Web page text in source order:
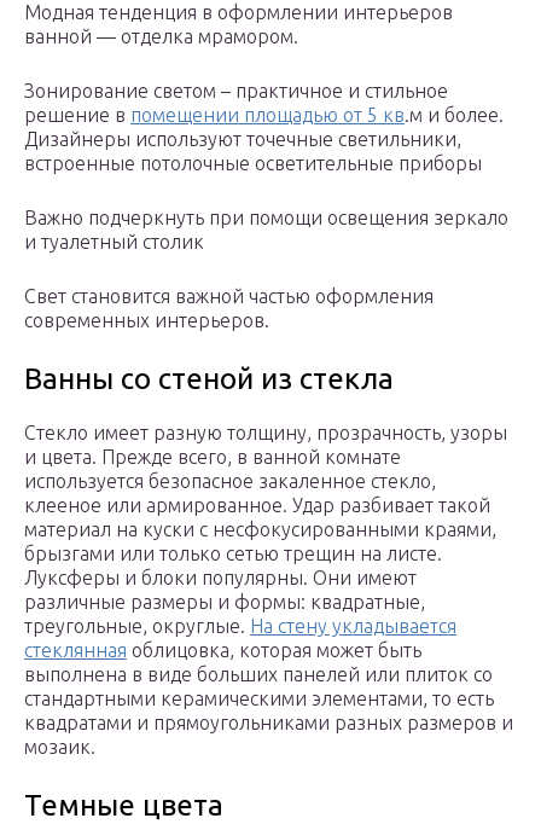
Модная тенденция в оформлении интерьеров
ванной — отделка мрамором.
Зонирование светом – практичное и стильное
решение в помещении площадью от 5 кв.м и более.
Дизайнеры используют точечные светильники,
встроенные потолочные осветительные приборы
Важно подчеркнуть при помощи освещения зеркало
и туалетный столик
Свет становится важной частью оформления
современных интерьеров.
Ванны со стеной из стекла
Стекло имеет разную толщину, прозрачность, узоры
и цвета. Прежде всего, в ванной комнате
используется безопасное закаленное стекло,
клееное или армированное. Удар разбивает такой
материал на куски с несфокусированными краями,
брызгами или только сетью трещин на листе.
Луксферы и блоки популярны. Они имеют
различные размеры и формы: квадратные,
треугольные, округлые. На стену укладывается
стеклянная облицовка, которая может быть
выполнена в виде больших панелей или плиток со
стандартными керамическими элементами, то есть
квадратами и прямоугольниками разных размеров и
мозаик.
Темные цвета